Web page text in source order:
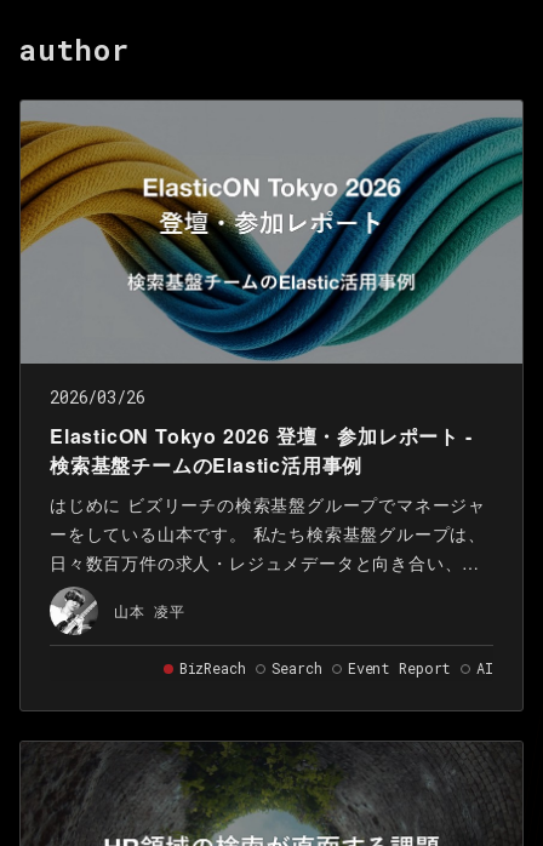
author
2026/03/26
ElasticON Tokyo 2026 登壇・参加レポート -
検索基盤チームのElastic活用事例
はじめに ビズリーチの検索基盤グループでマネージャ
ーをしている山本です。 私たち検索基盤グループは、
日々数百万件の求人・レジュメデータと向き合い、求
職者と企業の最適なマッチング機会の創出を「検索技
術」で支えています。
山本 凌平
BizReach Search Event Report AI